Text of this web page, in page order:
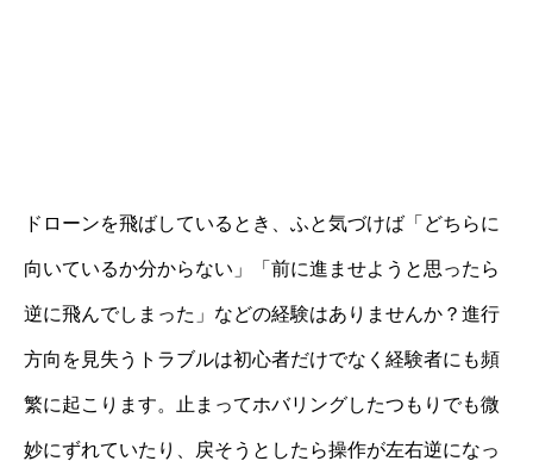
ドローンを飛ばしているとき、ふと気づけば「どちらに
向いているか分からない」「前に進ませようと思ったら
逆に飛んでしまった」などの経験はありませんか？進行
方向を見失うトラブルは初心者だけでなく経験者にも頻
繁に起こります。止まってホバリングしたつもりでも微
妙にずれていたり、戻そうとしたら操作が左右逆になっ